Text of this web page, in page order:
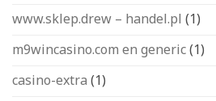
www.sklep.drew – handel.pl (1)
m9wincasino.com en generic(1)
casino-extra (1)